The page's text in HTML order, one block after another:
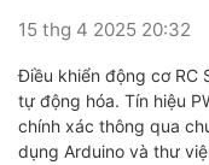
15 thg 4 2025 20:32
Điều khiển động cơ RC
tự động hóa. Tín hiệu
chính xác thông qua
dụng Arduino và thư